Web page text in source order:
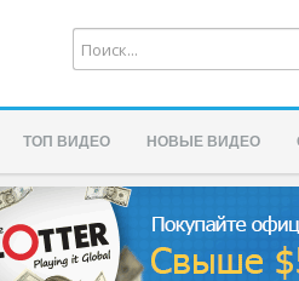
ТОП ВИДЕО НОВЫЕ ВИДЕО